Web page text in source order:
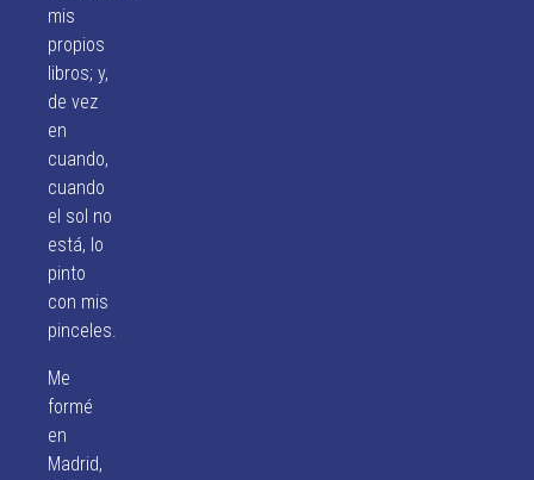
mis
propios
libros; y,
de vez
en
cuando,
cuando
el sol no
está, lo
pinto
con mis
pinceles.
Me
formé
en
Madrid,